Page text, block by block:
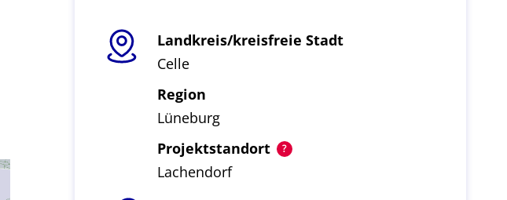
Landkreis/kreisfreie Stadt
Celle
Region
Lüneburg
Projektstandort
Lachendorf